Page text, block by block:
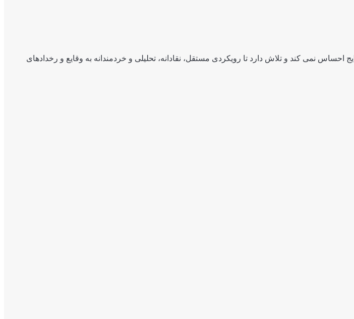
نمی کند و تلاش دارد تا رویکردی مستقل، نقادانه، تحلیلی و خردمندانه به وقایع و رخدادهای